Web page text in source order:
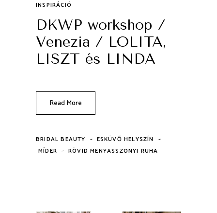
INSPIRÁCIÓ
DKWP workshop /
Venezia / LOLITA,
LISZT és LINDA
Read More
BRIDAL BEAUTY - ESKÜVŐ HELYSZÍN -
MÍDER - RÖVID MENYASSZONYI RUHA